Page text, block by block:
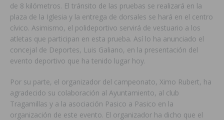
de 8 kilómetros. El tránsito de las pruebas se realizará en la
plaza de la Iglesia y la entrega de dorsales se hará en el centro
cívico. Asimismo, el polideportivo servirá de vestuario a los
atletas que participan en esta prueba. Así lo ha anunciado el
concejal de Deportes, Luis Galiano, en la presentación del
evento deportivo que ha tenido lugar hoy.
Por su parte, el organizador del campeonato, Ximo Rubert, ha
agradecido su colaboración al Ayuntamiento, al club
Tragamillas y a la asociación Pasico a Pasico en la
organización de este evento. El organizador ha dicho que el